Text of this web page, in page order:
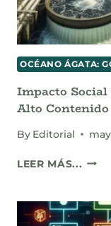
OCÉANO ÁGATA:
Impacto Social
Alto
By Editorial
LEER MÁS...
DE